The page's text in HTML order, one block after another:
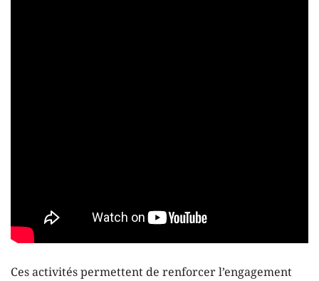
Ces activités permettent de renforcer l’engagement